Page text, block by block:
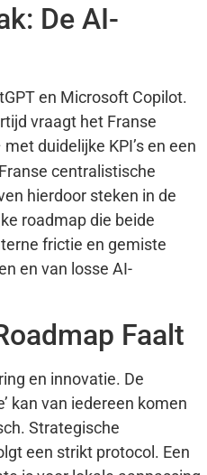
De AI-
en Microsoft Copilot.
vraagt het Franse
met duidelijke KPI’s en een
centralistische
hierdoor steken in de
roadmap die beide
frictie en gemiste
en van losse AI-
Faalt
en innovatie. De
kan van iedereen komen
Strategische
een strikt protocol. Een